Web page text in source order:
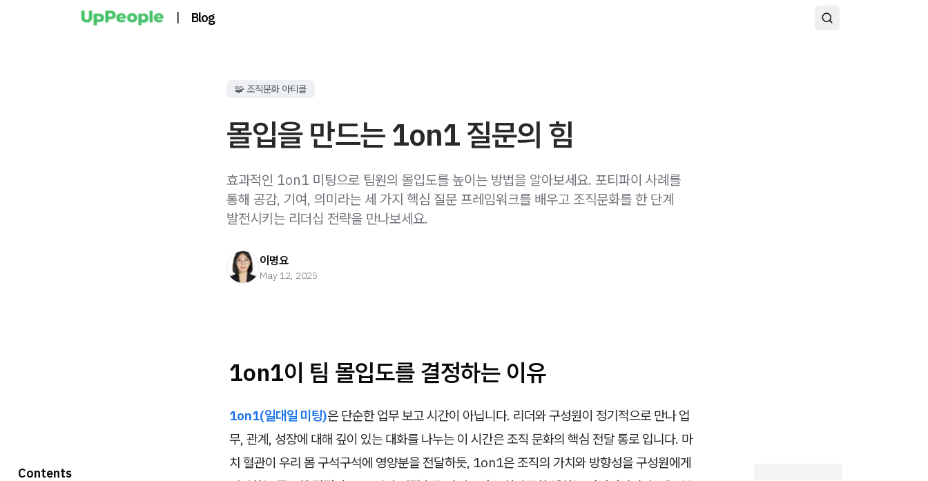
| Blog
🧩 조직문화 아티클
몰입을 만드는 1on1 질문의 힘
효과적인 1on1 미팅으로 팀원의 몰입도를 높이는 방법을 알아보세요. 포티파이 사례를
통해 공감, 기여, 의미라는 세 가지 핵심 질문 프레임워크를 배우고 조직문화를 한 단계
발전시키는 리더십 전략을 만나보세요.
이명요
May 12, 2025
1on1이 팀 몰입도를 결정하는 이유
1on1(일대일 미팅)은 단순한 업무 보고 시간이 아닙니다. 리더와 구성원이 정기적으로 만나 업
무, 관계, 성장에 대해 깊이 있는 대화를 나누는 이 시간은 조직 문화의 핵심 전달 통로 입니다. 마
치 혈관이 우리 몸 구석구석에 영양분을 전달하듯, 1on1은 조직의 가치와 방향성을 구성원에게
Contents